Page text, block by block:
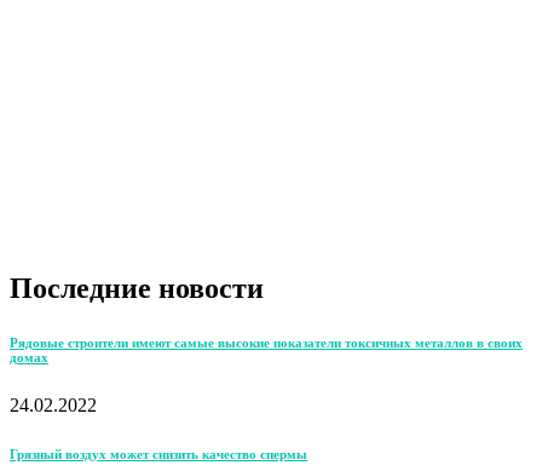
Последние новости
Рядовые строители имеют самые высокие показатели токсичных металлов в своих
домах
24.02.2022
Грязный воздух может снизить качество спермы